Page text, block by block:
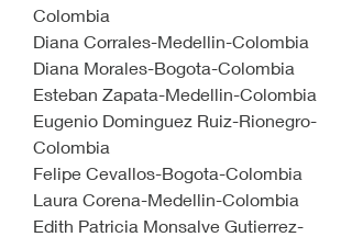
Colombia
Diana Corrales-Medellin-Colombia
Diana Morales-Bogota-Colombia
Esteban Zapata-Medellin-Colombia
Eugenio Dominguez Ruiz-Rionegro-
Colombia
Felipe Cevallos-Bogota-Colombia
Laura Corena-Medellin-Colombia
Edith Patricia Monsalve Gutierrez-